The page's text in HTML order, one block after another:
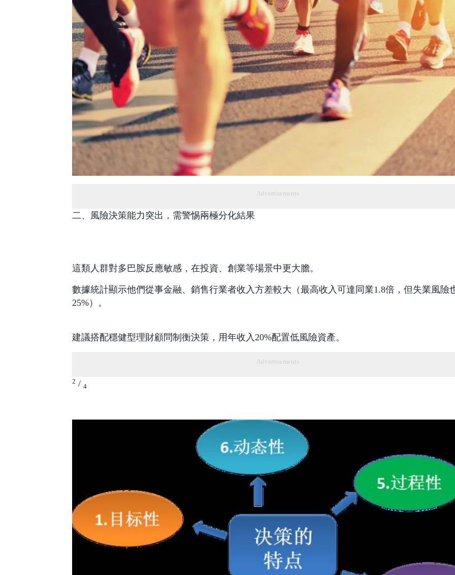
Advertisements
二、風險決策能力突出，需警惕兩極分化結果
這類人群對多巴胺反應敏感，在投資、創業等場景中更大膽。
數據統計顯示他們從事金融、銷售行業者收入方差較大（最高收入可達同業1.8倍，但失業風險
25%）。
建議搭配穩健型理財顧問制衡決策，用年收入20%配置低風險資產。
Advertisements
2 / 4